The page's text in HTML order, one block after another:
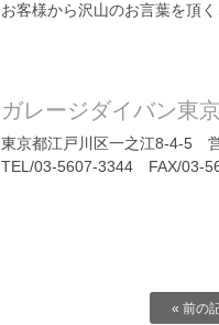
お客様から沢山のお言葉を頂
ガレージダイバン東
東京都江戸川区一之江8-4-5
TEL/03-5607-3344 FAX/03-
« 前の